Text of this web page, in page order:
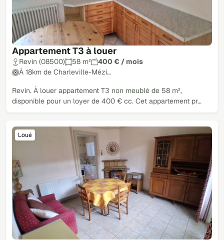
Appartement T3 à louer
Revin (08500) 58 m²
400 € / mois
À 18km de Charleville-Mézi…
Revin. À louer appartement T3 non meublé de 58 m²,
disponible pour un loyer de 400 € cc. Cet appartement pr…
Loué